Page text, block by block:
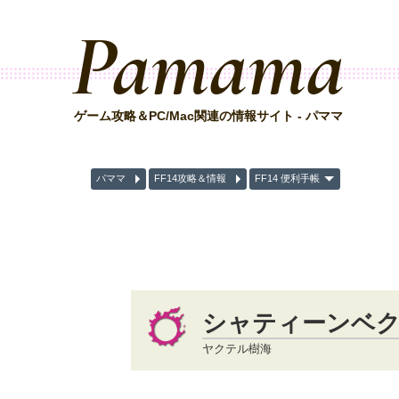
Pamama
ゲーム攻略＆PC/Mac関連の情報サイト - パママ
パママ FF14攻略＆情報 FF14 便利手帳
シャティーンベ
ヤクテル樹海